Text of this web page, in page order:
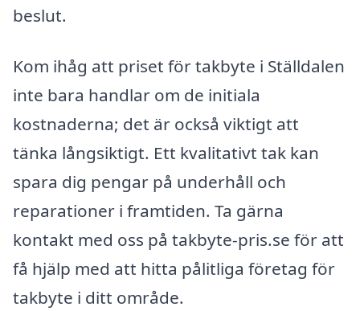
beslut.
Kom ihåg att priset för takbyte i Ställdalen
inte bara handlar om de initiala
kostnaderna; det är också viktigt att
tänka långsiktigt. Ett kvalitativt tak kan
spara dig pengar på underhåll och
reparationer i framtiden. Ta gärna
kontakt med oss på takbyte-pris.se för att
få hjälp med att hitta pålitliga företag för
takbyte i ditt område.